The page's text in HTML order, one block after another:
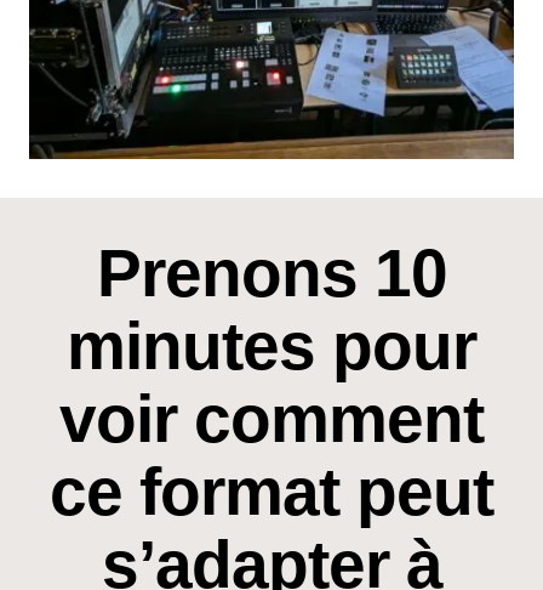
Prenons 10
minutes pour
voir comment
ce format peut
s’adapter à